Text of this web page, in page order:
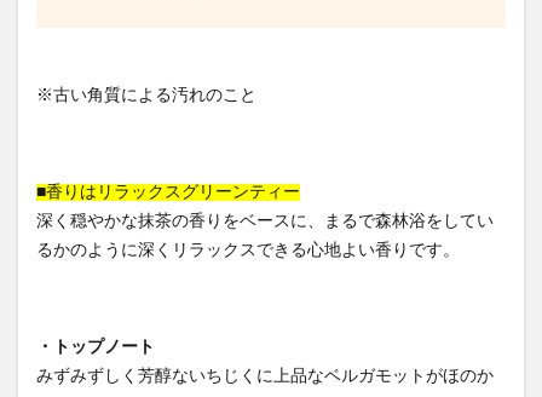
※古い角質による汚れのこと
■香りはリラックスグリーンティー
深く穏やかな抹茶の香りをベースに、まるで森林浴をしてい
るかのように深くリラックスできる心地よい香りです。
・トップノート
みずみずしく芳醇ないちじくに上品なベルガモットがほのか